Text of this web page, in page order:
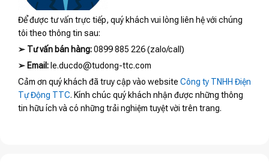
Để được tư vấn trực tiếp, quý khách vui lòng liên hệ với chúng
tôi theo thông tin sau:
➢ Tư vấn bán hàng:0899 885 226 (zalo/call)
➢ Email: le.ducdo@tudong-ttc.com
Cảm ơn quý khách đã truy cập vào website Công ty TNHH Điện
Tự Động TTC. Kính chúc quý khách nhận được những thông
tin hữu ích và có những trải nghiệm tuyệt vời trên trang.